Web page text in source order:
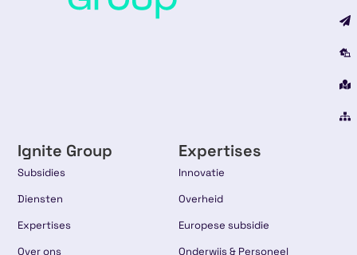
Ignite Group
Subsidies
Diensten
Expertises
Over ons
Expertises
Innovatie
Overheid
Europese subsidie
Onderwijs & Personeel